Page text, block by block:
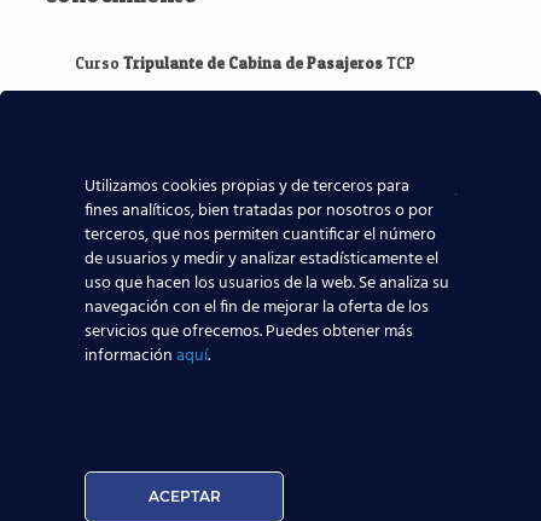
Curso Tripulante de Cabina de PasajerosTCP
Curso Técnico Cualificado en Aeropuertos
Gracias a esta formación facilitada en nuestraRed de Centros
de Estudios Aeronáuticos ,más de 3500 alumnos ya están
trabajando en compañías aéreas y aeropuertos nacionales e
internacionales.
¿Vas a dejarvolaresta oportunidad?
Utilizamos cookies propias y de terceros para
fines analíticos, bien tratadas por nosotros o por
terceros, que nos permiten cuantificar el número
de usuarios y medir y analizar estadísticamente el
uso que hacen los usuarios de la web. Se analiza su
navegación con el fin de mejorar la oferta de los
servicios que ofrecemos. Puedes obtener más
informaciónaquí.
ACEPTAR